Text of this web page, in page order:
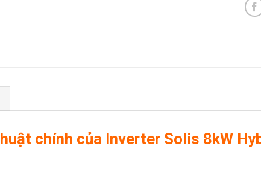
chính của Inverter Solis 8kW